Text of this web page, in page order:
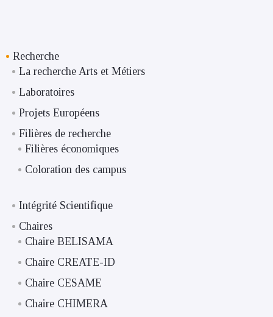
Recherche
La recherche Arts et Métiers
Laboratoires
Projets Européens
Filières de recherche
Filières économiques
Coloration des campus
Intégrité Scientifique
Chaires
Chaire BELISAMA
Chaire CREATE-ID
Chaire CESAME
Chaire CHIMERA